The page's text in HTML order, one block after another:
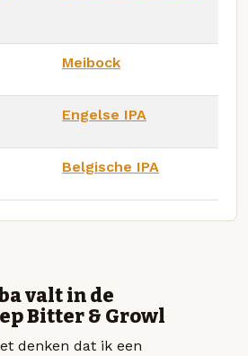
Meibock
Engelse IPA
Belgische IPA
valt in de
Bitter & Growl
denken dat ik een